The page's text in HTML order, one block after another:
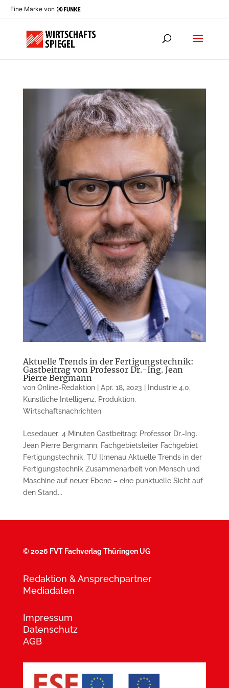
Eine Marke von
Aktuelle Trends in der Fertigungstechnik:
Gastbeitrag von Professor Dr.-Ing. Jean
Pierre Bergmann
von Online-Redaktion| Apr. 18, 2023 Industrie 4.0,
Künstliche Intelligenz, Produktion,
Wirtschaftsnachrichten
Lesedauer: 4 Minuten Gastbeitrag: Professor Dr.-Ing.
Jean Pierre Bergmann, Fachgebietsleiter Fachgebiet
Fertigungstechnik, TU Ilmenau Aktuelle Trends in der
Fertigungstechnik Zusammenarbeit von Mensch und
Maschine auf neuer Ebene – eine punktuelle Sicht auf
den Stand...
©2026 FVT Fachverlag Thüringen UG
Redaktion & Ansprechpartner
Mediadaten
Impressum
Datenschutz
AGB